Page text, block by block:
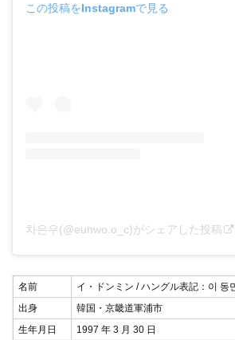
この投稿をInstagramで見る
차은우(@eunwo.o_c)がシェアした投稿
名前
イ・ドンミン / ハングル表記：이 동
出身
韓国・京畿道軍浦市
生年月日
1997 年 3 月 30 日